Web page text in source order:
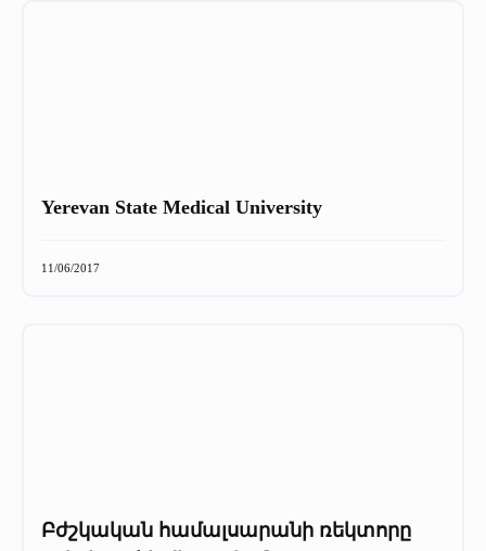
Yerevan State Medical University
11/06/2017
Բժշկական համալսարանի ռեկտորը